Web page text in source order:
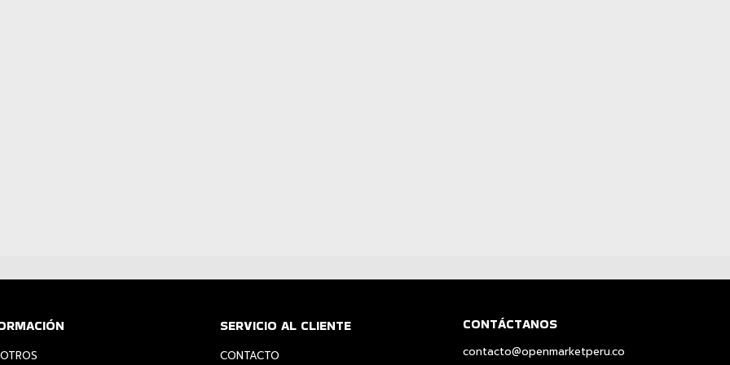
SERVICIO AL CLIENTE
CONTACTO
CONTÁCTANOS
contacto@openmarketperu.co